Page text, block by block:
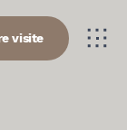
visite